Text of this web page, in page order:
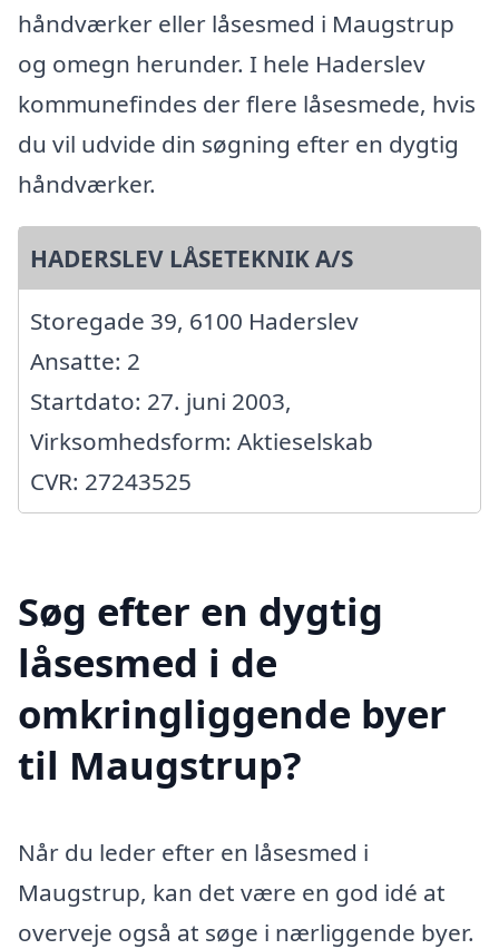
håndværker eller låsesmed i Maugstrup
og omegn herunder. I hele Haderslev
kommunefindes der flere låsesmede, hvis
du vil udvide din søgning efter en dygtig
håndværker.
HADERSLEV LÅSETEKNIK A/S
Storegade 39, 6100 Haderslev
Ansatte: 2
Startdato: 27. juni 2003,
Virksomhedsform: Aktieselskab
CVR: 27243525
Søg efter en dygtig
låsesmed i de
omkringliggende byer
til Maugstrup?
Når du leder efter en låsesmed i
Maugstrup, kan det være en god idé at
overveje også at søge i nærliggende byer.